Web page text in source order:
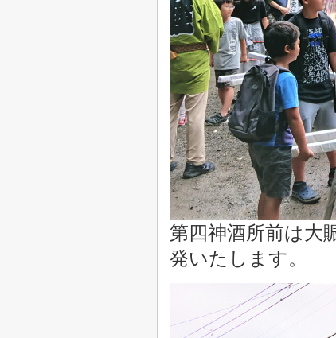
第四神酒所前は大
発いたします。